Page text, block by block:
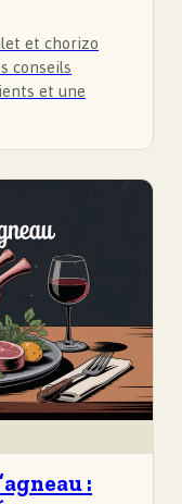
et chorizo
conseils
et une
: